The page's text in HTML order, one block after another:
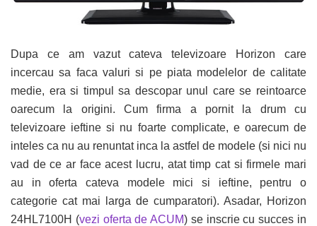
Dupa ce am vazut cateva televizoare Horizon care
incercau sa faca valuri si pe piata modelelor de calitate
medie, era si timpul sa descopar unul care se reintoarce
oarecum la origini. Cum firma a pornit la drum cu
televizoare ieftine si nu foarte complicate, e oarecum de
inteles ca nu au renuntat inca la astfel de modele (si nici nu
vad de ce ar face acest lucru, atat timp cat si firmele mari
au in oferta cateva modele mici si ieftine, pentru o
categorie cat mai larga de cumparatori). Asadar, Horizon
24HL7100H (vezi oferta de ACUM) se inscrie cu succes in